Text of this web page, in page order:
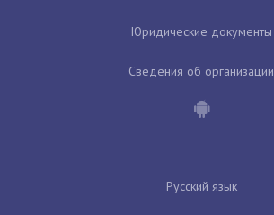
Юридические документы
Сведения об организации
Русский язык